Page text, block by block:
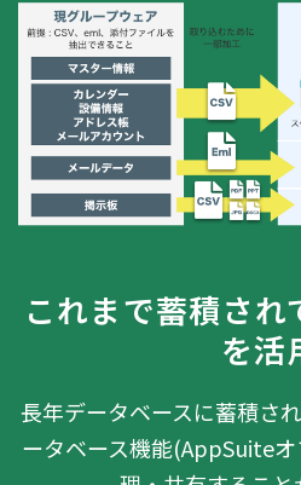
これまで蓄積さ
を活
長年データベースに蓄積さ
ータベース機能(AppSuite